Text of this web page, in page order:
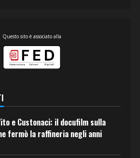
Questo sito è associato alla
e Custonaci: il docufilm sulla
fermò la raffineria negli anni